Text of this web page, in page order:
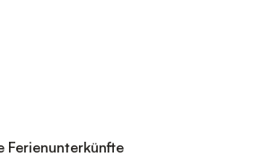
Ferienunterkünfte